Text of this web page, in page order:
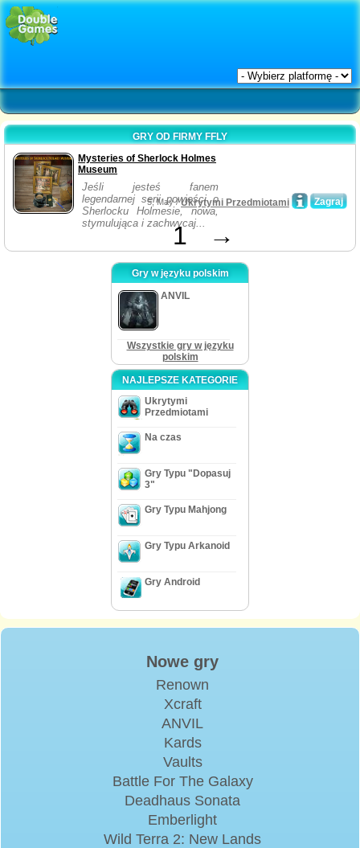
GRY OD FIRMY FFLY
Mysteries of Sherlock Holmes
Museum
Jeśli jesteś fanem
legendarnej serii powieści o
Sherlocku Holmesie, nowa,
stymulująca i zachwycaj...
Zagraj
5, May /Ukrytymi Przedmiotami
1 →
Gry w języku polskim
ANVIL
Wszystkie gry w języku
polskim
NAJLEPSZE KATEGORIE
Ukrytymi
Przedmiotami
Na czas
Gry Typu "Dopasuj
3"
Gry Typu Mahjong
Gry Typu Arkanoid
Gry Android
Nowe gry
Renown
Xcraft
ANVIL
Kards
Vaults
Battle For The Galaxy
Deadhaus Sonata
Emberlight
Wild Terra 2: New Lands